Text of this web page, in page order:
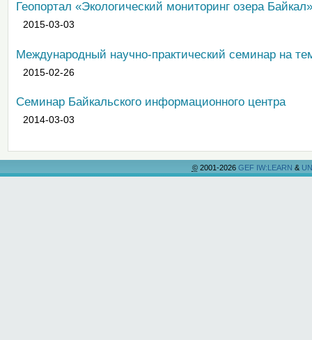
Геопортал «Экологический мониторинг озера
2015-03-03
Международный научно-практический семинар на
2015-02-26
Семинар Байкальского информационного центра
2014-03-03
©2001-2026 GEF IW:LEARN &